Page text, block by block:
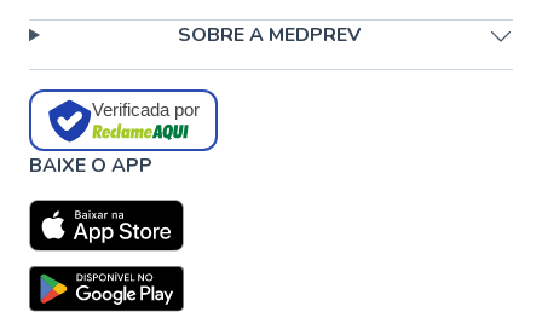
SOBRE A MEDPREV
Verificada por
BAIXE O APP